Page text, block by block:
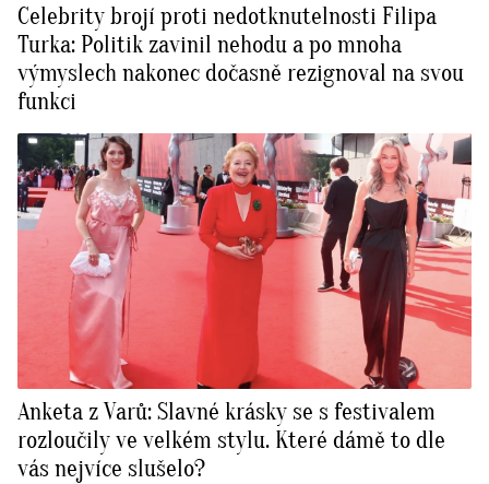
Celebrity brojí proti nedotknutelnosti Filipa
Turka: Politik zavinil nehodu a po mnoha
výmyslech nakonec dočasně rezignoval na svou
funkci
Anketa z Varů: Slavné krásky se s festivalem
rozloučily ve velkém stylu. Které dámě to dle
vás nejvíce slušelo?